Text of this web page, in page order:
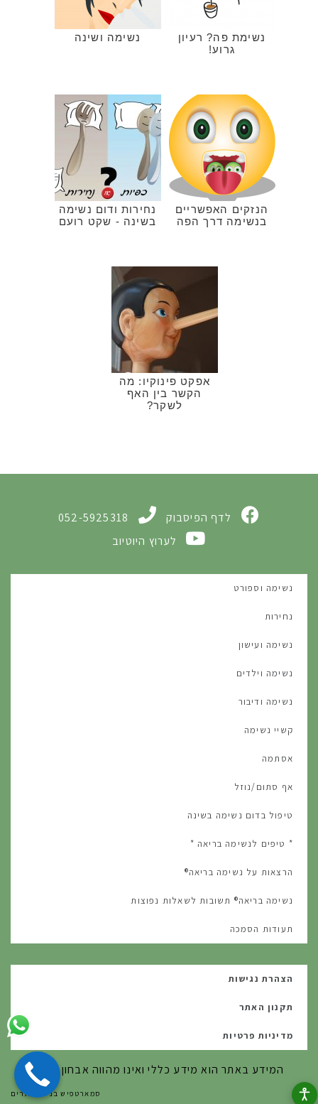
נשימת פה? רעיון
גרוע!
נשימה ושינה
הנזקים האפשריים
בנשימה דרך הפה
נחירות ודום נשימה
בשינה - שקט רועם
אפקט פינוקיו: מה
הקשר בין האף
לשקר?
לדף הפיסבוק
052-5925318
לערוץ היוטיוב
נשימה וספורט
נחירות
נשימה ועישון
נשימה וילדים
נשימה ודיבור
קשיי נשימה
אסתמה
אף סתום/נוזל
טיפול בדום נשימה בשינה
* טיפים לנשימה בריאה *
הרצאות על נשימה בריאה®
נשימה בריאה® תשובות לשאלות נפוצות
תעודות הסמכה
הצהרת נגישות
תקנון האתר
מדיניות פרטיות
המידע באתר הוא מידע כללי ואינו מהווה אבחון אישי.
סמארטפיש בניית אתרים